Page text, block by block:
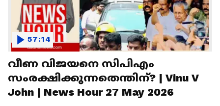
വീണ വിജയനെ സിപിഎം
സംരക്ഷിക്കുന്നതെന്തിന്? | Vinu V
John | News Hour 27 May 2026
57:14